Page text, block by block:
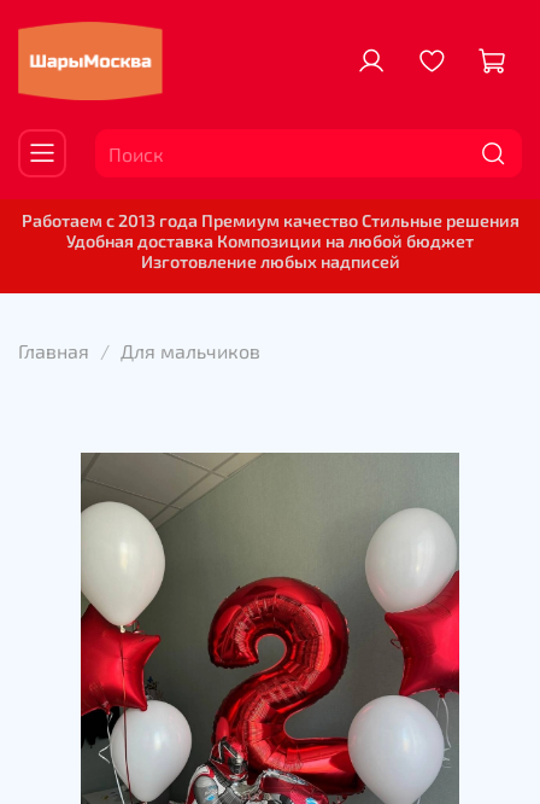
Работаем с 2013 года Премиум качество Стильные решения
Удобная доставка Композиции на любой бюджет
Изготовление любых надписей
Главная Для мальчиков